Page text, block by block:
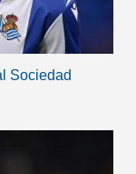
Sociedad